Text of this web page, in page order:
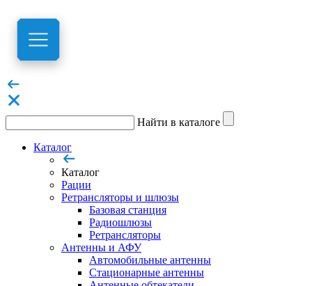
Найти в каталоге
Каталог
Каталог
Рации
Ретрансляторы и шлюзы
Базовая станция
Радиошлюзы
Ретрансляторы
Антенны и АФУ
Автомобильные антенны
Стационарные антенны